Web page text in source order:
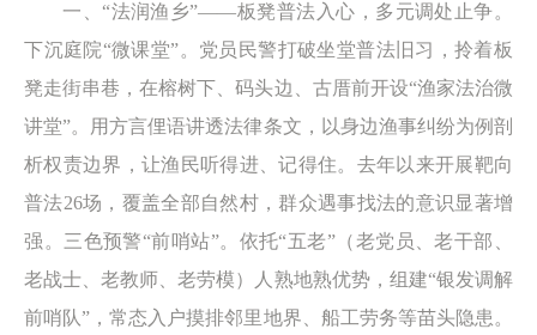
一、“法润渔乡”——板凳普法入心，多元调处止争。
下沉庭院“微课堂”。党员民警打破坐堂普法旧习，拎着板
凳走街串巷，在榕树下、码头边、古厝前开设“渔家法治微
讲堂”。用方言俚语讲透法律条文，以身边渔事纠纷为例剖
析权责边界，让渔民听得进、记得住。去年以来开展靶向
普法26场，覆盖全部自然村，群众遇事找法的意识显著增
强。三色预警“前哨站”。依托“五老”（老党员、老干部、
老战士、老教师、老劳模）人熟地熟优势，组建“银发调解
前哨队”，常态入户摸排邻里地界、船工劳务等苗头隐患。